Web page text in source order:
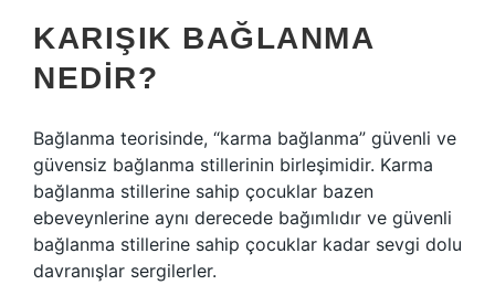
KARIŞIK BAĞLANMA
NEDIR?
Bağlanma teorisinde, “karma bağlanma” güvenli ve
güvensiz bağlanma stillerinin birleşimidir. Karma
bağlanma stillerine sahip çocuklar bazen
ebeveynlerine aynı derecede bağımlıdır ve güvenli
bağlanma stillerine sahip çocuklar kadar sevgi dolu
davranışlar sergilerler.